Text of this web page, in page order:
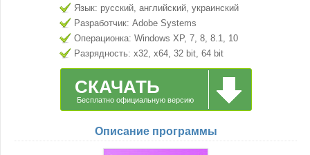
Язык: русский, английский, украинский
Разработчик: Adobe Systems
Операционка: Windows XP, 7, 8, 8.1, 10
Разрядность: x32, x64, 32 bit, 64 bit
СКАЧАТЬ
Бесплатно официальную версию
Описание программы